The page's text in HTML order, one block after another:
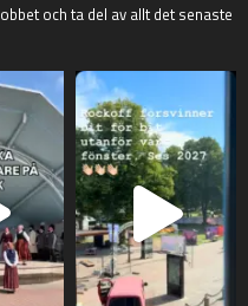
och ta del av allt det senaste